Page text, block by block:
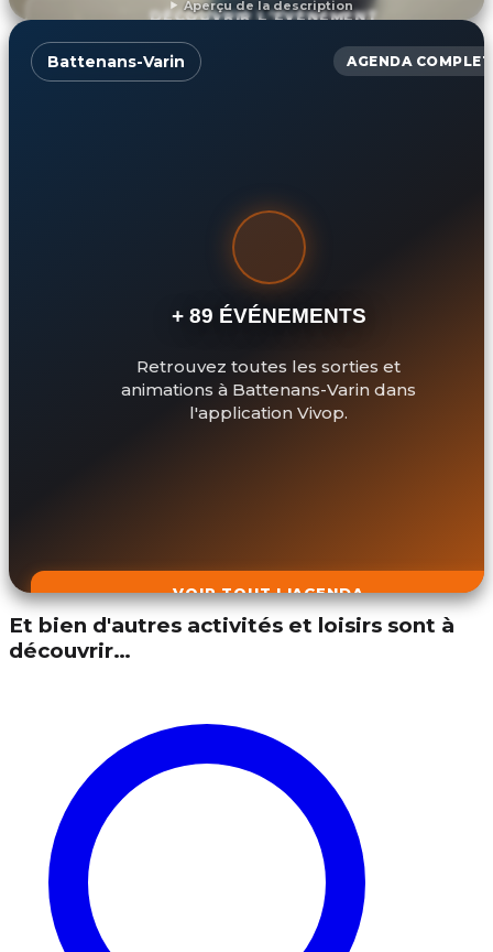
Aperçu de la description
DÉCOUVRIR L'ÉVÉNEMENT
Battenans-Varin AGENDA COMPLET
+ 89 ÉVÉNEMENTS
Retrouvez toutes les sorties et
animations à Battenans-Varin dans
l'application Vivop.
VOIR TOUT L'AGENDA
Et bien d'autres activités et loisirs sont à
découvrir…